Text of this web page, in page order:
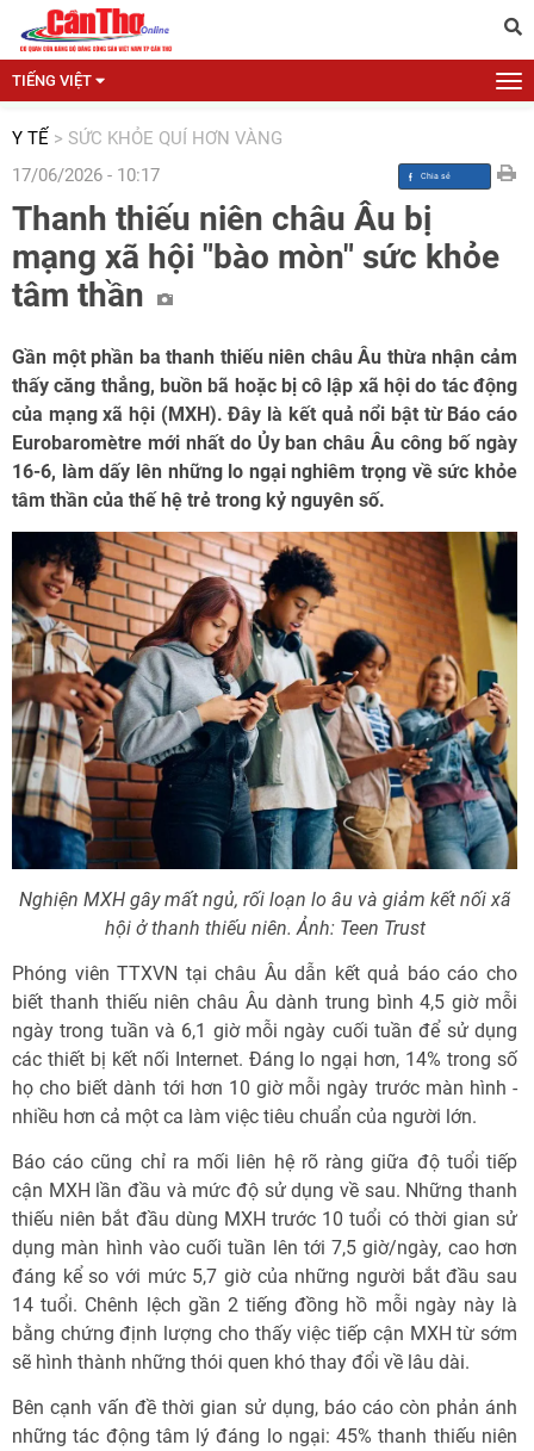
TIẾNG VIỆT
Y TẾ > SỨC KHỎE QUÍ HƠN VÀNG
17/06/2026 - 10:17
Thanh thiếu niên châu Âu bị
mạng xã hội "bào mòn" sức khỏe
tâm thần
Gần một phần ba thanh thiếu niên châu Âu thừa nhận cảm
thấy căng thẳng, buồn bã hoặc bị cô lập xã hội do tác động
của mạng xã hội (MXH). Đây là kết quả nổi bật từ Báo cáo
Eurobaromètre mới nhất do Ủy ban châu Âu công bố ngày
16-6, làm dấy lên những lo ngại nghiêm trọng về sức khỏe
tâm thần của thế hệ trẻ trong kỷ nguyên số.
Nghiện MXH gây mất ngủ, rối loạn lo âu và giảm kết nối xã
hội ở thanh thiếu niên. Ảnh: Teen Trust
Phóng viên TTXVN tại châu Âu dẫn kết quả báo cáo cho
biết thanh thiếu niên châu Âu dành trung bình 4,5 giờ mỗi
ngày trong tuần và 6,1 giờ mỗi ngày cuối tuần để sử dụng
các thiết bị kết nối Internet. Đáng lo ngại hơn, 14% trong số
họ cho biết dành tới hơn 10 giờ mỗi ngày trước màn hình -
nhiều hơn cả một ca làm việc tiêu chuẩn của người lớn.
Báo cáo cũng chỉ ra mối liên hệ rõ ràng giữa độ tuổi tiếp
cận MXH lần đầu và mức độ sử dụng về sau. Những thanh
thiếu niên bắt đầu dùng MXH trước 10 tuổi có thời gian sử
dụng màn hình vào cuối tuần lên tới 7,5 giờ/ngày, cao hơn
đáng kể so với mức 5,7 giờ của những người bắt đầu sau
14 tuổi. Chênh lệch gần 2 tiếng đồng hồ mỗi ngày này là
bằng chứng định lượng cho thấy việc tiếp cận MXH từ sớm
sẽ hình thành những thói quen khó thay đổi về lâu dài.
Bên cạnh vấn đề thời gian sử dụng, báo cáo còn phản ánh
những tác động tâm lý đáng lo ngại: 45% thanh thiếu niên